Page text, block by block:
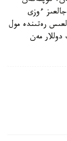
ءوزى
رەتىندە مول
مەلينا سالازار 50 مىڭ دوللار مەن